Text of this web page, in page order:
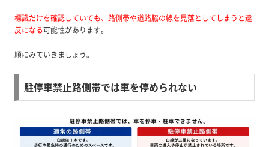
標識だけを確認していても、路側帯や道路脇の線を見落としてしまうと違
反になる可能性があります。
順にみていきましょう。
駐停車禁止路側帯では車を停められない